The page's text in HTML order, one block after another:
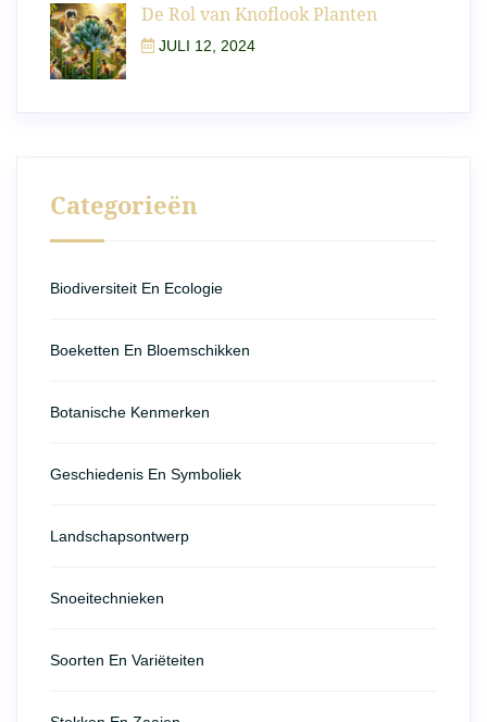
De Rol van Knoflook Planten
JULI 12, 2024
Categorieën
Biodiversiteit En Ecologie
Boeketten En Bloemschikken
Botanische Kenmerken
Geschiedenis En Symboliek
Landschapsontwerp
Snoeitechnieken
Soorten En Variëteiten